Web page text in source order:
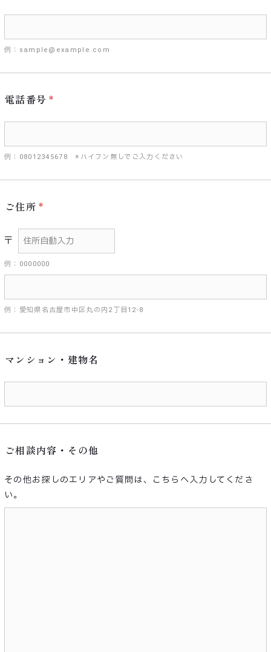
例：sample@example.com
電話番号
例：08012345678 ※ハイフン無しでご入力ください
ご住所
〒
例：0000000
例：愛知県名古屋市中区丸の内2丁目12-8
マンション・建物名
ご相談内容・その他
その他お探しのエリアやご質問は、こちらへ入力してくださ
い。